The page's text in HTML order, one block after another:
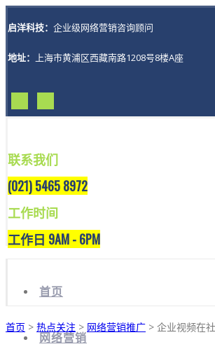
启洋科技： 企业级网络营销咨询顾问
地址： 上海市黄浦区西藏南路1208号8楼A座
联系我们
(021) 5465 8972
工作时间
工作日 9AM - 6PM
首页
网络营销
首页 > 热点关注 > 网络营销推广 > 企业视频在